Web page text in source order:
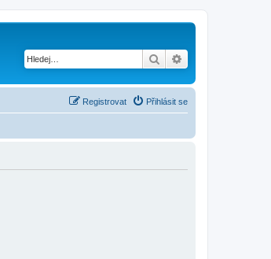
Hledat
Přihlásit se
Registrovat